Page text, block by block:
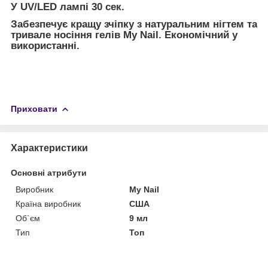
У UV/LED лампі 30 сек.
Забезпечує кращу зчіпку з натуральним нігтем та
тривале носіння гелів My Nail. Економічний у
використанні.
Приховати
Характеристики
Основні атрибути
Виробник
My Nail
Країна виробник
США
Об`єм
9 мл
Тип
Топ